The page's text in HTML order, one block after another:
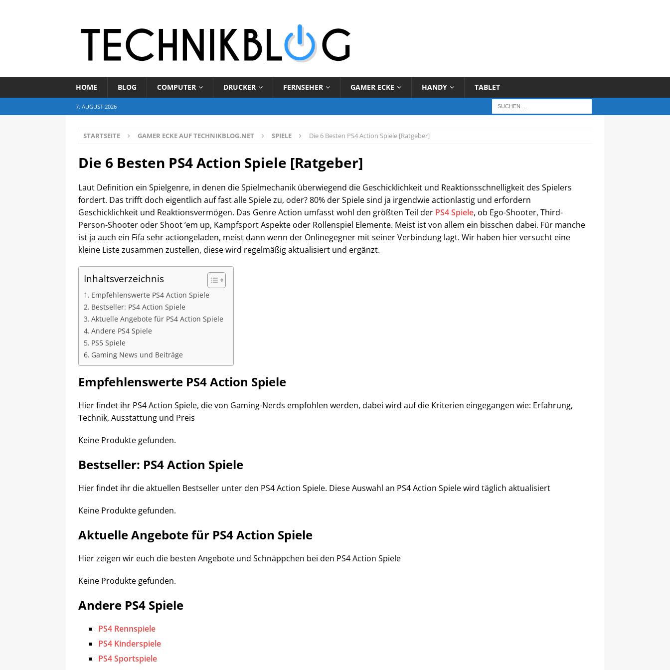
HOME BLOG COMPUTER DRUCKER FERNSEHER GAMER ECKE HANDY TABLET
7. AUGUST 2026
STARTSEITE GAMER ECKE AUF TECHNIKBLOG.NET SPIELE Die 6 Besten PS4 Action Spiele [Ratgeber]
Die 6 Besten PS4 Action Spiele [Ratgeber]
Laut Definition ein Spielgenre, in denen die Spielmechanik überwiegend die Geschicklichkeit und Reaktionsschnelligkeit des Spielers
fordert. Das trifft doch eigentlich auf fast alle Spiele zu, oder? 80% der Spiele sind ja irgendwie actionlastig und erfordern
Geschicklichkeit und Reaktionsvermögen. Das Genre Action umfasst wohl den größten Teil der PS4 Spiele, ob Ego-Shooter, Third-
Person-Shooter oder Shoot ’em up, Kampfsport Aspekte oder Rollenspiel Elemente. Meist ist von allem ein bisschen dabei. Für manche
ist ja auch ein Fifa sehr actiongeladen, meist dann wenn der Onlinegegner mit seiner Verbindung lagt. Wir haben hier versucht eine
kleine Liste zusammen zustellen, diese wird regelmäßig aktualisiert und ergänzt.
Inhaltsverzeichnis
Empfehlenswerte PS4 Action Spiele
Bestseller: PS4 Action Spiele
Aktuelle Angebote für PS4 Action Spiele
Andere PS4 Spiele
PS5 Spiele
Gaming News und Beiträge
Empfehlenswerte PS4 Action Spiele
Hier findet ihr PS4 Action Spiele, die von Gaming-Nerds empfohlen werden, dabei wird auf die Kriterien eingegangen wie: Erfahrung,
Technik, Ausstattung und Preis
Keine Produkte gefunden.
Bestseller: PS4 Action Spiele
Hier findet ihr die aktuellen Bestseller unter den PS4 Action Spiele. Diese Auswahl an PS4 Action Spiele wird täglich aktualisiert
Keine Produkte gefunden.
Aktuelle Angebote für PS4 Action Spiele
Hier zeigen wir euch die besten Angebote und Schnäppchen bei den PS4 Action Spiele
Keine Produkte gefunden.
Andere PS4 Spiele
PS4 Rennspiele
PS4 Kinderspiele
PS4 Sportspiele